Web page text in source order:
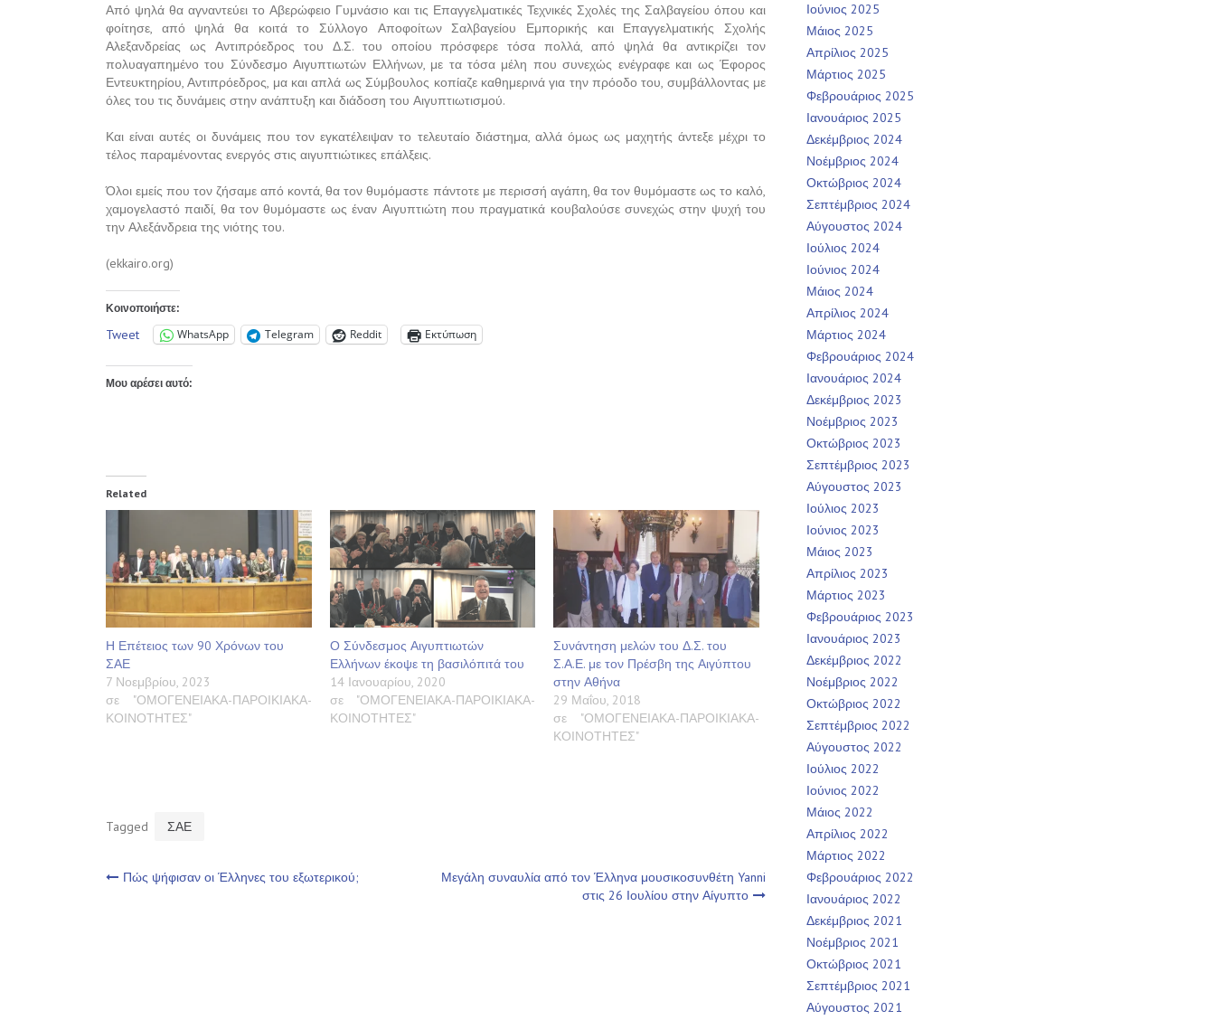
Από ψηλά θα αγναντεύει το Αβερώφειο Γυμνάσιο και τις Επαγγελματικές Τεχνικές Σχολές της Σαλβαγείου όπου και
φοίτησε, από ψηλά θα κοιτά το Σύλλογο Αποφοίτων Σαλβαγείου Εμπορικής και Επαγγελματικής Σχολής
Αλεξανδρείας ως Αντιπρόεδρος του Δ.Σ. του οποίου πρόσφερε τόσα πολλά, από ψηλά θα αντικρίζει τον
πολυαγαπημένο του Σύνδεσμο Αιγυπτιωτών Ελλήνων, με τα τόσα μέλη που συνεχώς ενέγραφε και ως Έφορος
Εντευκτηρίου, Αντιπρόεδρος, μα και απλά ως Σύμβουλος κοπίαζε καθημερινά για την πρόοδο του, συμβάλλοντας με
όλες του τις δυνάμεις στην ανάπτυξη και διάδοση του Αιγυπτιωτισμού.
Και είναι αυτές οι δυνάμεις που τον εγκατέλειψαν το τελευταίο διάστημα, αλλά όμως ως μαχητής άντεξε μέχρι το
τέλος παραμένοντας ενεργός στις αιγυπτιώτικες επάλξεις.
Όλοι εμείς που τον ζήσαμε από κοντά, θα τον θυμόμαστε πάντοτε με περισσή αγάπη, θα τον θυμόμαστε ως το καλό,
χαμογελαστό παιδί, θα τον θυμόμαστε ως έναν Αιγυπτιώτη που πραγματικά κουβαλούσε συνεχώς στην ψυχή του
την Αλεξάνδρεια της νιότης του.
(ekkairo.org)
Κοινοποιήστε:
Tweet WhatsApp Telegram Reddit Εκτύπωση
Μου αρέσει αυτό:
Related
Η Επέτειος των 90 Χρόνων του
ΣΑΕ
7 Νοεμβρίου, 2023
σε "ΟΜΟΓΕΝΕΙΑΚΑ-ΠΑΡΟΙΚΙΑΚΑ-
ΚΟΙΝΟΤΗΤΕΣ"
Ο Σύνδεσμος Αιγυπτιωτών
Ελλήνων έκοψε τη βασιλόπιτά του
14 Ιανουαρίου, 2020
σε "ΟΜΟΓΕΝΕΙΑΚΑ-ΠΑΡΟΙΚΙΑΚΑ-
ΚΟΙΝΟΤΗΤΕΣ"
Συνάντηση μελών του Δ.Σ. του
Σ.Α.Ε. με τον Πρέσβη της Αιγύπτου
στην Αθήνα
29 Μαΐου, 2018
σε "ΟΜΟΓΕΝΕΙΑΚΑ-ΠΑΡΟΙΚΙΑΚΑ-
ΚΟΙΝΟΤΗΤΕΣ"
Tagged ΣΑΕ
Πλοήγηση
Πώς ψήφισαν οι Έλληνες του εξωτερικού;
Μεγάλη συναυλία από τον Έλληνα μουσικοσυνθέτη Yanni
στις 26 Ιουλίου στην Αίγυπτο
Ιούνιος 2025
Μάιος 2025
Απρίλιος 2025
Μάρτιος 2025
Φεβρουάριος 2025
Ιανουάριος 2025
Δεκέμβριος 2024
Νοέμβριος 2024
Οκτώβριος 2024
Σεπτέμβριος 2024
Αύγουστος 2024
Ιούλιος 2024
Ιούνιος 2024
Μάιος 2024
Απρίλιος 2024
Μάρτιος 2024
Φεβρουάριος 2024
Ιανουάριος 2024
Δεκέμβριος 2023
Νοέμβριος 2023
Οκτώβριος 2023
Σεπτέμβριος 2023
Αύγουστος 2023
Ιούλιος 2023
Ιούνιος 2023
Μάιος 2023
Απρίλιος 2023
Μάρτιος 2023
Φεβρουάριος 2023
Ιανουάριος 2023
Δεκέμβριος 2022
Νοέμβριος 2022
Οκτώβριος 2022
Σεπτέμβριος 2022
Αύγουστος 2022
Ιούλιος 2022
Ιούνιος 2022
Μάιος 2022
Απρίλιος 2022
Μάρτιος 2022
Φεβρουάριος 2022
Ιανουάριος 2022
Δεκέμβριος 2021
Νοέμβριος 2021
Οκτώβριος 2021
Σεπτέμβριος 2021
Αύγουστος 2021